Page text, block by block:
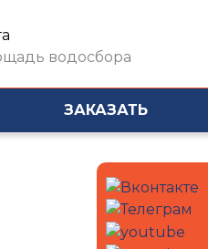
водосбора
ЗАКАЗАТЬ